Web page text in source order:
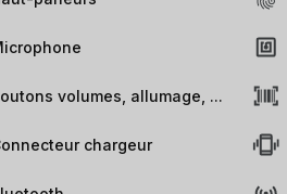
volumes, allumage, ...
chargeur